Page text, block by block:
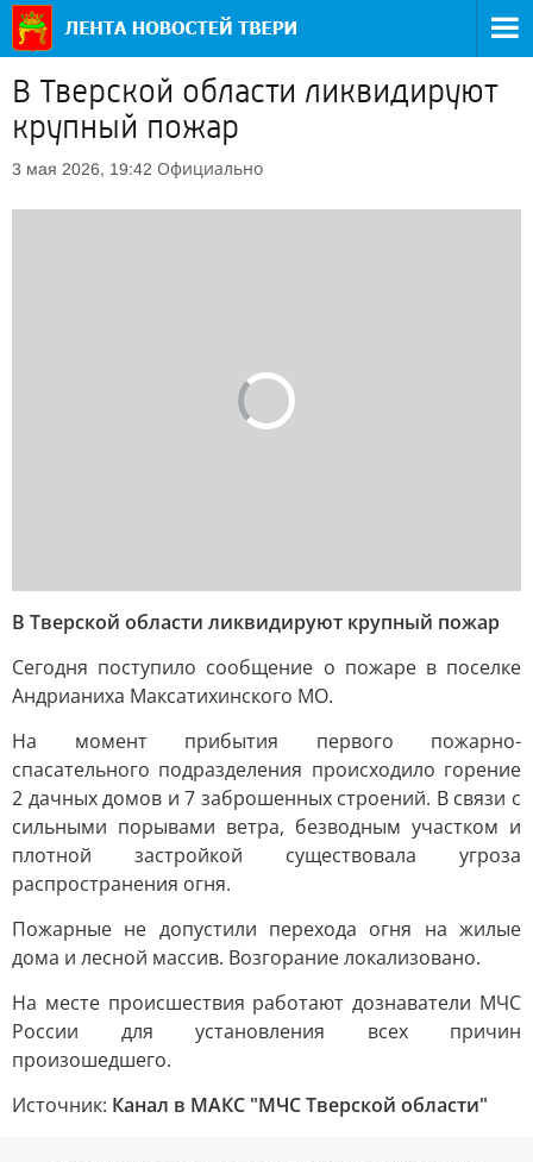
В Тверской области ликвидируют
крупный пожар
3 мая 2026, 19:42 Официально
В Тверской области ликвидируют крупный пожар
Сегодня поступило сообщение о пожаре в поселке
Андрианиха Максатихинского МО.
На момент прибытия первого пожарно-
спасательного подразделения происходило горение
2 дачных домов и 7 заброшенных строений. В связи с
сильными порывами ветра, безводным участком и
плотной застройкой существовала угроза
распространения огня.
Пожарные не допустили перехода огня на жилые
дома и лесной массив. Возгорание локализовано.
На месте происшествия работают дознаватели МЧС
России для установления всех причин
произошедшего.
Источник: Канал в МАКС "МЧС Тверской области"